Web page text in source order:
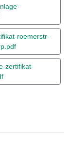
roemerstr-
zertifikat-